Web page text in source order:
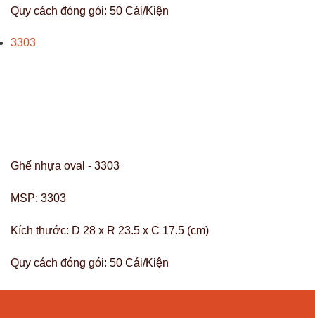
Quy cách đóng gói: 50 Cái/Kiện
3303
Ghế nhựa oval - 3303
MSP: 3303
Kích thước: D 28 x R 23.5 x C 17.5 (cm)
Quy cách đóng gói: 50 Cái/Kiện